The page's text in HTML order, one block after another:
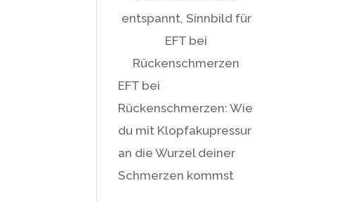
EFT bei
Rückenschmerzen: Wie
du mit Klopfakupressur
an die Wurzel deiner
Schmerzen kommst